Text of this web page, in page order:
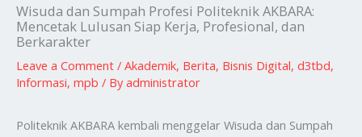
Wisuda dan Sumpah Profesi Politeknik AKBARA:
Mencetak Lulusan Siap Kerja, Profesional, dan
Berkarakter
Leave a Comment / Akademik, Berita, Bisnis Digital, d3tbd,
Informasi, mpb / Byadministrator
Politeknik AKBARA kembali menggelar Wisuda dan Sumpah